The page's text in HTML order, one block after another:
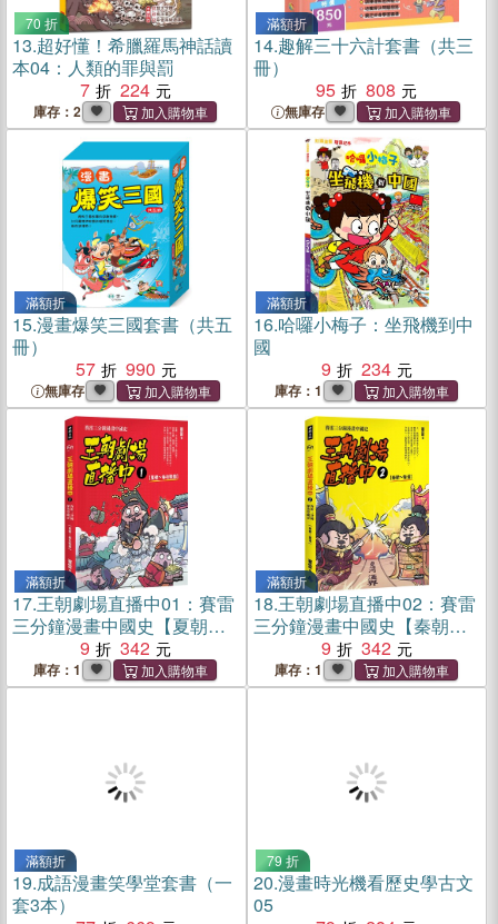
70 折
13.超好懂！希臘羅馬神話讀
本04：人類的罪與罰
7
224
庫存：2
滿額折
14.趣解三十六計套書（共三
冊）
95
808
無庫存
滿額折
15.漫畫爆笑三國套書（共五
冊）
57
990
無庫存
滿額折
16.哈囉小梅子：坐飛機到中
國
9
234
庫存：1
滿額折
17.王朝劇場直播中01：賽雷
三分鐘漫畫中國史【夏朝～
春秋戰國】
9 342
庫存：1
滿額折
18.王朝劇場直播中02：賽雷
三分鐘漫畫中國史【秦朝～
9 342
庫存：1
滿額折
19.成語漫畫笑學堂套書（一
套3本）
79 折
20.漫畫時光機看歷史學古文
05